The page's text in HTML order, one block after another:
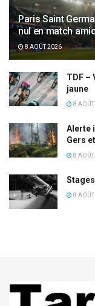
Paris Saint
nul en match
8 AOÛT 2026
TDF –
jaune
8
Alerte
Gers
8
8